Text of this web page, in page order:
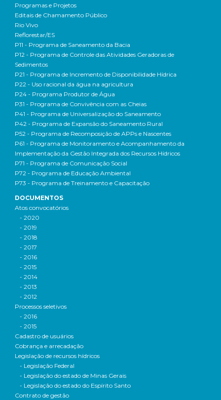
Programas e Projetos
Editais de Chamamento Público
Rio Vivo
Reflorestar/ES
P11 - Programa de Saneamento da Bacia
P12 - Programa de Controle das Atividades Geradoras de
Sedimentos
P21 - Programa de Incremento de Disponibilidade Hídrica
P22 - Uso racional da água na agricultura
P24 - Programa Produtor de Água
P31 - Programa de Convivência com as Cheias
P41 - Programa de Universalização do Saneamento
P42 - Programa de Expansão do Saneamento Rural
P52 - Programa de Recomposição de APPs e Nascentes
P61 - Programa de Monitoramento e Acompanhamento da
Implementação da Gestão Integrada dos Recursos Hídricos
P71 - Programa de Comunicação Social
P72 - Programa de Educação Ambiental
P73 - Programa de Treinamento e Capacitação
DOCUMENTOS
Atos convocatórios
- 2020
- 2019
- 2018
- 2017
- 2016
- 2015
- 2014
- 2013
- 2012
Processos seletivos
- 2016
- 2015
Cadastro de usuários
Cobrança e arrecadação
Legislação de recursos hídricos
- Legislação Federal
- Legislação do estado de Minas Gerais
- Legislação do estado do Espírito Santo
Contrato de gestão